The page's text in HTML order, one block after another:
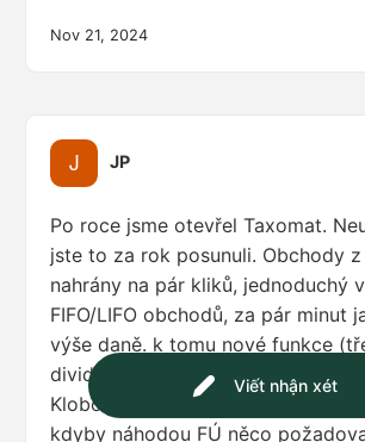
Viết nhận xét
Nov 21, 2024
JP
Po roce jsme otevřel Taxomat.
jste to za rok posunuli. Obchody z
nahrány na pár kliků, jednoduchý
FIFO/LIFO obchodů, za pár minut
výše daně. k tomu nové funkce
dividend .. krása) a fíčury jako
Klobouk dolů! A hlavně klid a
kdyby náhodou FÚ něco